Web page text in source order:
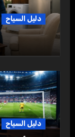
دليل السياح
دليل السياح